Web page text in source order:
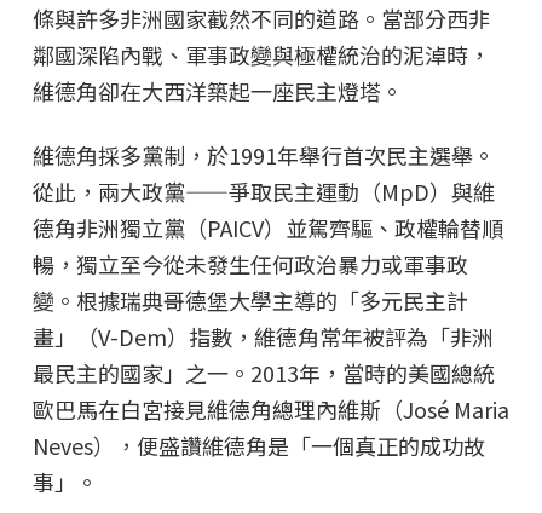
條與許多非洲國家截然不同的道路。當部分西非
鄰國深陷內戰、軍事政變與極權統治的泥淖時，
維德角卻在大西洋築起一座民主燈塔。
維德角採多黨制，於1991年舉行首次民主選舉。
從此，兩大政黨——爭取民主運動（MpD）與維
德角非洲獨立黨（PAICV）並駕齊驅、政權輪替順
暢，獨立至今從未發生任何政治暴力或軍事政
變。根據瑞典哥德堡大學主導的「多元民主計
畫」（V-Dem）指數，維德角常年被評為「非洲
最民主的國家」之一。2013年，當時的美國總統
歐巴馬在白宮接見維德角總理內維斯（José Maria
Neves），便盛讚維德角是「一個真正的成功故
事」。